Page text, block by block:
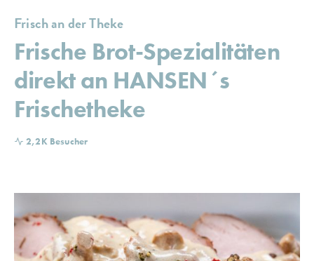
Frisch an der Theke
Frische Brot-Spezialitäten
direkt an HANSEN´s
Frischetheke
2,2K Besucher